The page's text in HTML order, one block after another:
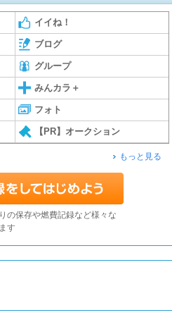
イイね！
ブログ
グループ
みんカラ＋
フォト
【PR】オークション
もっと見る
の保存や燃費記録など様々な
す